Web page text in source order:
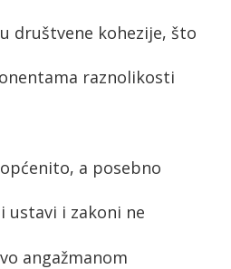
društvene kohezije, što
raznolikosti
a posebno
ustavi i zakoni ne
angažmanom